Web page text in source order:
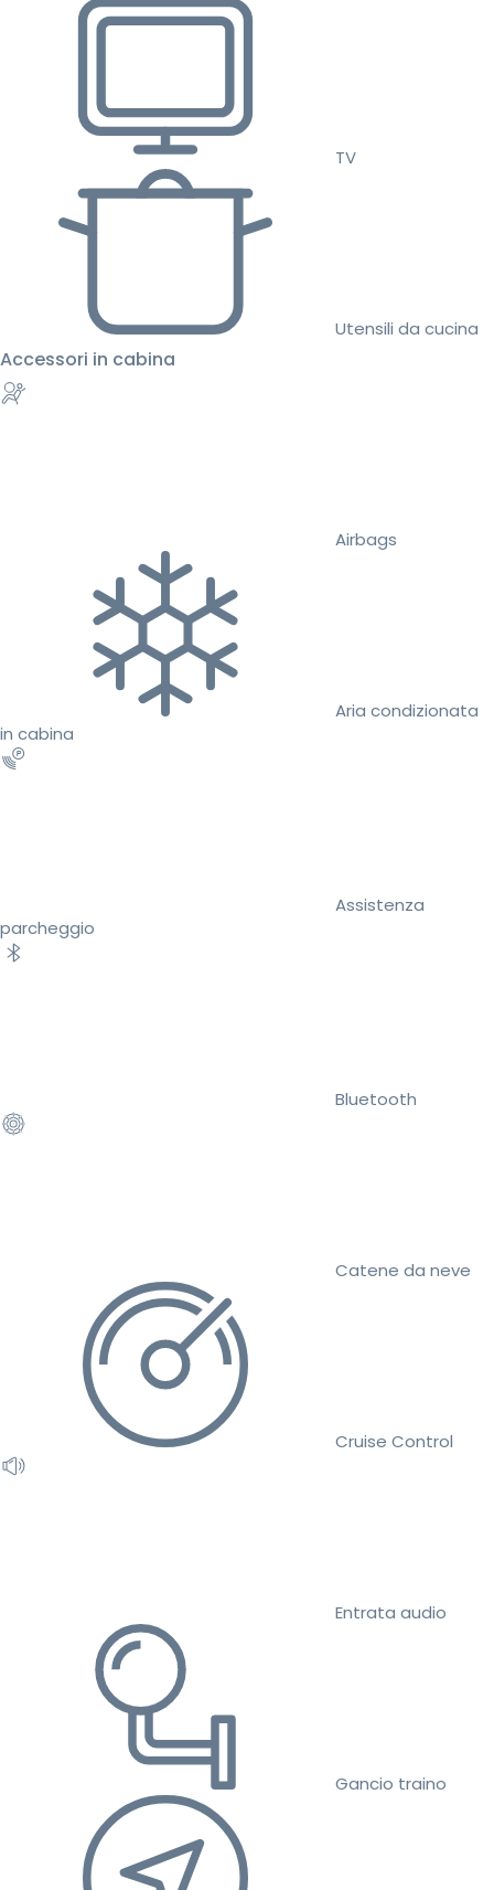
TV
Utensili da cucina
Accessori in cabina
Airbags
Aria condizionata
in cabina
Assistenza
parcheggio
Bluetooth
Catene da neve
Cruise Control
Entrata audio
Gancio traino